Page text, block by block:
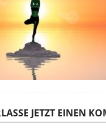
JETZT EINEN